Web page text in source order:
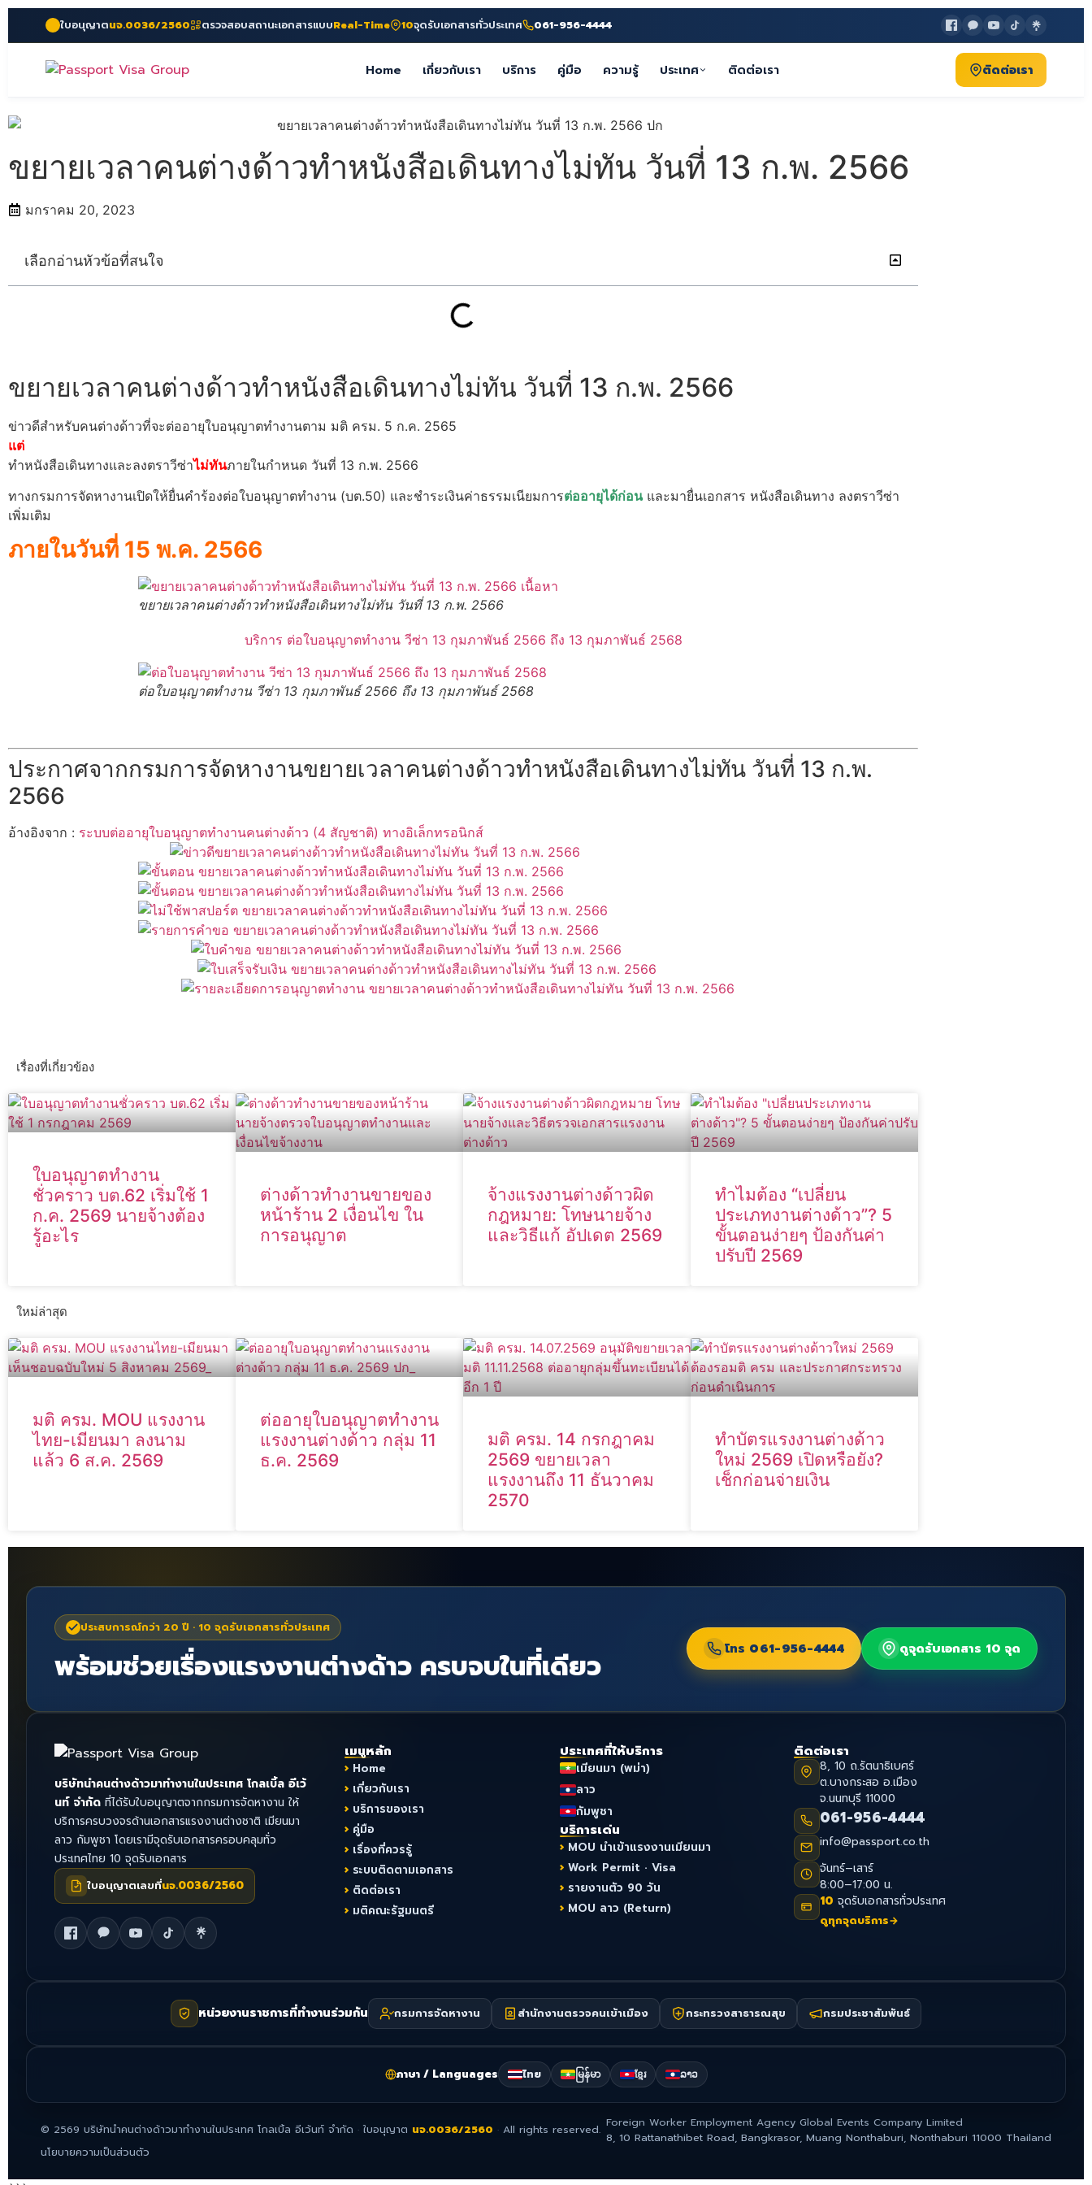
ใบอนุญาตนจ.0036/2560 ตรวจสอบสถานะเอกสารแบบReal-Time 10จุดรับเอกสารทั่วประเทศ 061-956-4444
Home เกี่ยวกับเรา บริการ คู่มือ ความรู้ ประเทศ ติดต่อเรา ติดต่อเรา
ขยายเวลาคนต่างด้าวทำหนังสือเดินทางไม่ทัน วันที่ 13 ก.พ. 2566
มกราคม 20, 2023
เลือกอ่านหัวข้อที่สนใจ
ขยายเวลาคนต่างด้าวทำหนังสือเดินทางไม่ทัน วันที่ 13 ก.พ. 2566
ข่าวดีสำหรับคนต่างด้าวที่จะต่ออายุใบอนุญาตทำงานตาม มติ ครม. 5 ก.ค. 2565
แต่
ทำหนังสือเดินทางและลงตราวีซ่าไม่ทันภายในกำหนด วันที่ 13 ก.พ. 2566
ทางกรมการจัดหางานเปิดให้ยื่นคำร้องต่อใบอนุญาตทำงาน (บต.50) และชำระเงินค่าธรรมเนียมการต่ออายุได้ก่อนและมายื่นเอกสาร หนังสือเดินทาง ลงตราวีซ่า
เพิ่มเติม
ภายในวันที่ 15 พ.ค. 2566
ขยายเวลาคนต่างด้าวทำหนังสือเดินทางไม่ทัน วันที่ 13 ก.พ. 2566
บริการ ต่อใบอนุญาตทำงาน วีซ่า 13 กุมภาพันธ์ 2566 ถึง 13 กุมภาพันธ์ 2568
ต่อใบอนุญาตทำงาน วีซ่า 13 กุมภาพันธ์ 2566 ถึง 13 กุมภาพันธ์ 2568
ประกาศจากกรมการจัดหางานขยายเวลาคนต่างด้าวทำหนังสือเดินทางไม่ทัน วันที่ 13 ก.พ.
2566
อ้างอิงจาก : ระบบต่ออายุใบอนุญาตทำงานคนต่างด้าว (4 สัญชาติ) ทางอิเล็กทรอนิกส์
เรื่องที่เกี่ยวข้อง
ใบอนุญาตทำงาน
ชั่วคราว บต.62 เริ่มใช้ 1
ก.ค. 2569 นายจ้างต้อง
รู้อะไร
ต่างด้าวทำงานขายของ
หน้าร้าน 2 เงื่อนไข ใน
การอนุญาต
จ้างแรงงานต่างด้าวผิด
กฎหมาย: โทษนายจ้าง
และวิธีแก้ อัปเดต 2569
ทำไมต้อง “เปลี่ยน
ประเภทงานต่างด้าว”? 5
ขั้นตอนง่ายๆ ป้องกันค่า
ปรับปี 2569
ใหม่ล่าสุด
มติ ครม. MOU แรงงาน
ไทย-เมียนมา ลงนาม
แล้ว 6 ส.ค. 2569
ต่ออายุใบอนุญาตทำงาน
แรงงานต่างด้าว กลุ่ม 11
ธ.ค. 2569
มติ ครม. 14 กรกฎาคม
2569 ขยายเวลา
แรงงานถึง 11 ธันวาคม
2570
ทำบัตรแรงงานต่างด้าว
ใหม่ 2569 เปิดหรือยัง?
เช็กก่อนจ่ายเงิน
ประสบการณ์กว่า 20 ปี · 10 จุดรับเอกสารทั่วประเทศ
พร้อมช่วยเรื่องแรงงานต่างด้าว ครบจบในที่เดียว โทร 061-956-4444 ดูจุดรับเอกสาร 10 จุด
บริษัทนำคนต่างด้าวมาทำงานในประเทศ โกลเบิ้ล อีเว้
นท์ จำกัด ที่ได้รับใบอนุญาตจากกรมการจัดหางาน ให้
บริการครบวงจรด้านเอกสารแรงงานต่างชาติ เมียนมา
ลาว กัมพูชา โดยเรามีจุดรับเอกสารครอบคลุมทั่ว
ประเทศไทย 10 จุดรับเอกสาร
ใบอนุญาตเลขที่นจ.0036/2560
เมนูหลัก
Home
เกี่ยวกับเรา
บริการของเรา
คู่มือ
เรื่องที่ควรรู้
ระบบติดตามเอกสาร
ติดต่อเรา
มติคณะรัฐมนตรี
ประเทศที่ให้บริการ
เมียนมา (พม่า)
ลาว
กัมพูชา
บริการเด่น
MOU นำเข้าแรงงานเมียนมา
Work Permit · Visa
รายงานตัว 90 วัน
MOU ลาว (Return)
ติดต่อเรา
8, 10 ถ.รัตนาธิเบศร์
ต.บางกระสอ อ.เมือง
จ.นนทบุรี 11000
061-956-4444
info@passport.co.th
จันทร์–เสาร์
8:00–17:00 น.
10 จุดรับเอกสารทั่วประเทศ
ดูทุกจุดบริการ→
หน่วยงานราชการที่ทำงานร่วมกัน กรมการจัดหางาน สำนักงานตรวจคนเข้าเมือง กระทรวงสาธารณสุข กรมประชาสัมพันธ์
ภาษา / Languages ไทย မြန်မာ ខ្មែរ ລາວ
© 2569 บริษัทนำคนต่างด้าวมาทำงานในประเทศ โกลเบิ้ล อีเว้นท์ จำกัด · ใบอนุญาต นจ.0036/2560 · All rights reserved. Foreign Worker Employment Agency Global Events Company Limited
8, 10 Rattanathibet Road, Bangkrasor, Muang Nonthaburi, Nonthaburi 11000 Thailand
นโยบายความเป็นส่วนตัว